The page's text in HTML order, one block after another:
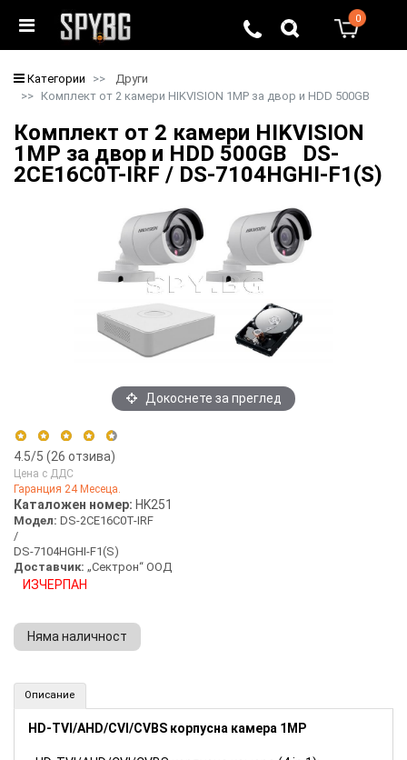
0
Категории
Други
Комплект от 2 камери HIKVISION 1MP за двор и HDD 500GB
Комплект от 2 камери HIKVISION
1MP за двор и HDD 500GB DS-
2CE16C0T-IRF / DS-7104HGHI-F1(S)
Докоснете за преглед
4.5/5 (26 отзива)
5 stars
4 stars
3 stars
2 stars
Цена с ДДС
Гаранция 24 Месеца.
Каталожен номер: HK251
Модел: DS-2CE16C0T-IRF
/
DS-7104HGHI-F1(S)
Доставчик: „Сектрон“ ООД
ИЗЧЕРПАН
Няма наличност
Описание
HD-TVI/AHD/CVI/CVBS корпусна камера 1MP